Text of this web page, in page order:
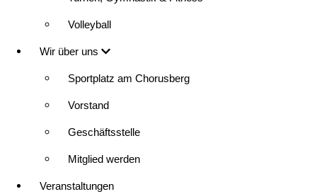
Volleyball
Wir über uns
Sportplatz am Chorusberg
Vorstand
Geschäftsstelle
Mitglied werden
Veranstaltungen